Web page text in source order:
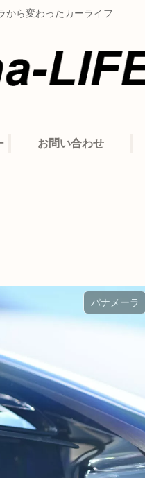
から変わったカーライフ
お問い合わせ
パナメーラ